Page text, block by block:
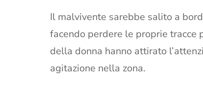
Il malvivente sarebbe salito a
facendo perdere le proprie tracce
della donna hanno attirato
agitazione nella zona.